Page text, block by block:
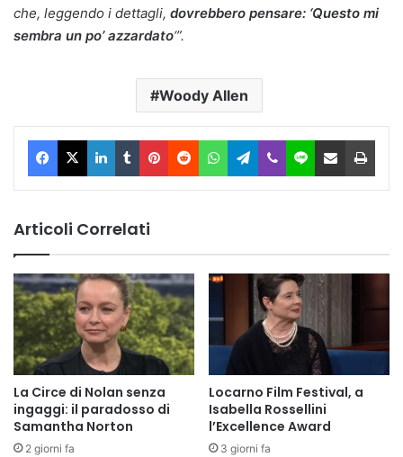
che, leggendo i dettagli, dovrebbero pensare: ‘Questo mi
sembra un po’ azzardato‘”.
Woody Allen
Facebook
X LinkedIn
TumblrPinterest
RedditWhatsAppTelegram
ViberLine Condividi via Email
Articoli Correlati
La Circe di Nolan senza
ingaggi: il paradosso di
Samantha Norton
2 giorni fa
Locarno Film Festival, a
Isabella Rossellini
l’Excellence Award
3 giorni fa